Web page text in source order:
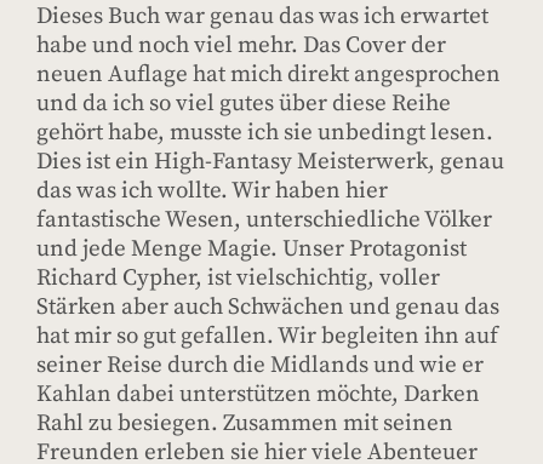
Dieses Buch war genau das was ich erwartet
habe und noch viel mehr. Das Cover der
neuen Auflage hat mich direkt angesprochen
und da ich so viel gutes über diese Reihe
gehört habe, musste ich sie unbedingt lesen.
Dies ist ein High-Fantasy Meisterwerk, genau
das was ich wollte. Wir haben hier
fantastische Wesen, unterschiedliche Völker
und jede Menge Magie. Unser Protagonist
Richard Cypher, ist vielschichtig, voller
Stärken aber auch Schwächen und genau das
hat mir so gut gefallen. Wir begleiten ihn auf
seiner Reise durch die Midlands und wie er
Kahlan dabei unterstützen möchte, Darken
Rahl zu besiegen. Zusammen mit seinen
Freunden erleben sie hier viele Abenteuer